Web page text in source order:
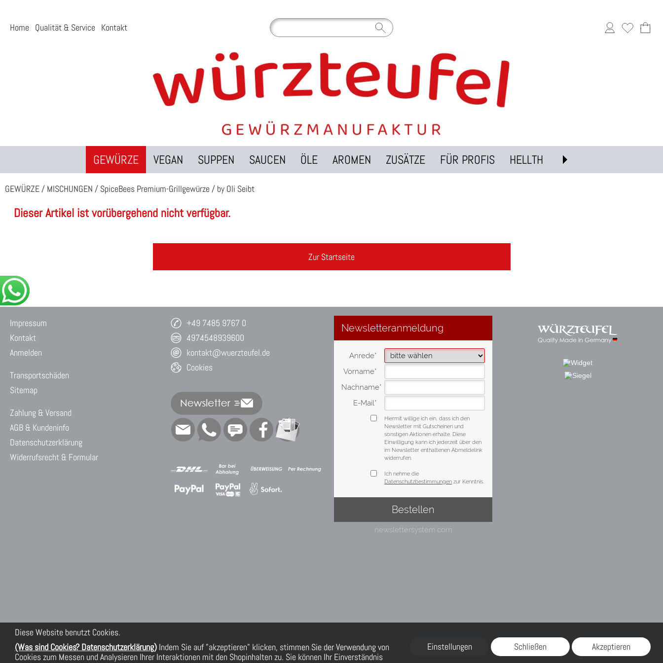
Diese Website benutzt Cookies.
(Was sind Cookies? Datenschutzerklärung) Indem Sie auf "akzeptieren" klicken, stimmen Sie der Verwendung von
Cookies zum Messen und Analysieren Ihrer Interaktionen mit den Shopinhalten zu. Sie können Ihr Einverständnis
Einstellungen Schließen Akzeptieren
Home Qualität & Service Kontakt
GEWÜRZE VEGAN SUPPEN SAUCEN ÖLE AROMEN ZUSÄTZE FÜR PROFIS HELLTH
GEWÜRZE / MISCHUNGEN / SpiceBees Premium-Grillgewürze / by Oli Seibt
Dieser Artikel ist vorübergehend nicht verfügbar.
Zur Startseite
Impressum
Kontakt
Anmelden
Transportschäden
Sitemap
Zahlung & Versand
AGB & Kundeninfo
Datenschutzerklärung
Widerrufsrecht & Formular
+49 7485 9767 0
4974548939600
kontakt@wuerzteufel.de
Cookies
FLOW® SHOPSOFTWARE